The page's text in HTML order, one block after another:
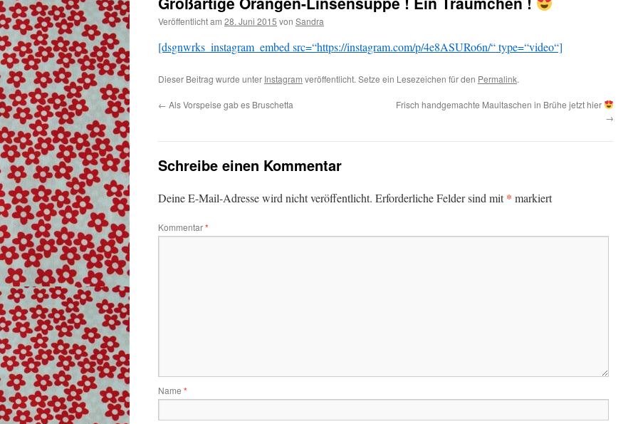
Veröffentlicht am 28. Juni 2015 von Sandra
[dsgnwrks_instagram_embed src=“https://instagram.com/p/4e8ASURo6n/“ type=“video“]
Dieser Beitrag wurde unter Instagram veröffentlicht. Setze ein Lesezeichen für den Permalink.
← Als Vorspeise gab es Bruschetta
Frisch handgemachte Maultaschen in Brühe jetzt hier
→
Schreibe einen Kommentar
Deine E-Mail-Adresse wird nicht veröffentlicht. Erforderliche Felder sind mit* markiert
Kommentar*
Name *